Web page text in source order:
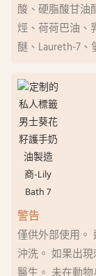
酸、硬脂酸甘油
烴、荷荷巴油、
醚、Laureth-7
警告
僅供外部使用。
沖洗。 如果出